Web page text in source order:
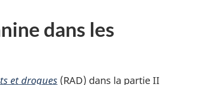
dans les
et drogues (RAD) dans la partie II